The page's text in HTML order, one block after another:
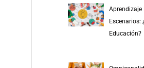
Aprendizaje
Escenarios:
Educación?